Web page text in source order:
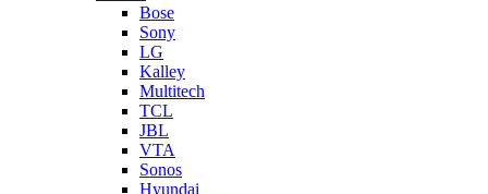
Bose
Sony
LG
Kalley
Multitech
TCL
JBL
VTA
Sonos
Hyundai